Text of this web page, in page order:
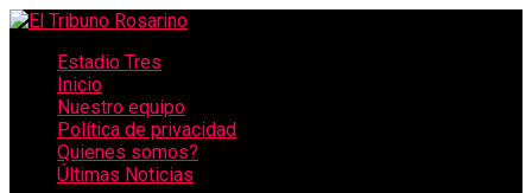
Estadio Tres
Inicio
Nuestro equipo
Política de privacidad
Quienes somos?
Últimas Noticias